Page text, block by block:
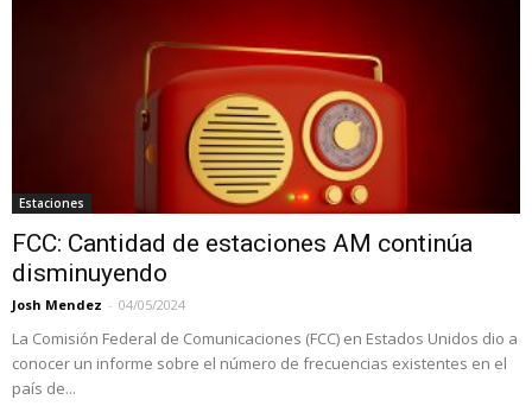
Estaciones
FCC: Cantidad de estaciones AM continúa
disminuyendo
Josh Mendez - 04/05/2024
La Comisión Federal de Comunicaciones (FCC) en Estados Unidos dio a
conocer un informe sobre el número de frecuencias existentes en el
país de...